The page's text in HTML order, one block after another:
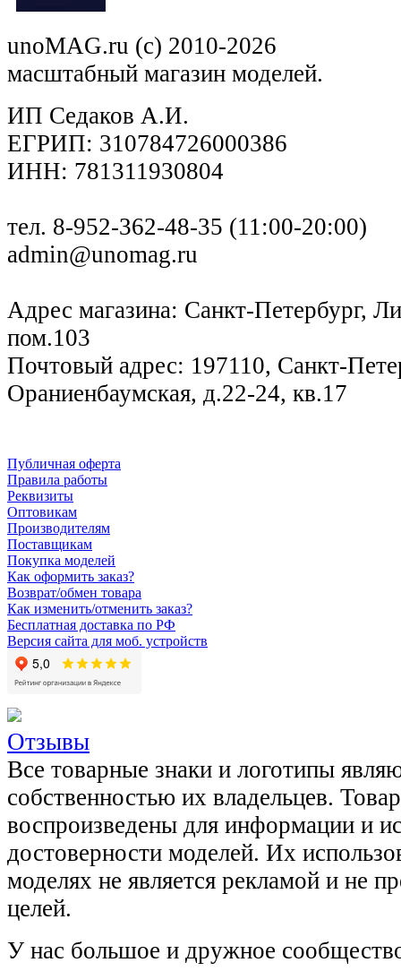
unoMAG.ru (c) 2010-2026
масштабный магазин моделей.
ИП Седаков А.И.
ЕГРИП: 310784726000386
ИНН: 781311930804
тел. 8-952-362-48-35 (11:00-20:00)
admin@unomag.ru
Адрес магазина: Санкт-Петербург,
пом.103
Почтовый адрес: 197110, Санкт-
Ораниенбаумская, д.22-24, кв.17
Публичная оферта
Правила работы
Реквизиты
Оптовикам
Производителям
Поставщикам
Покупка моделей
Как оформить заказ?
Возврат/обмен товара
Как изменить/отменить заказ?
Бесплатная доставка по РФ
Версия сайта для моб. устройств
Отзывы
Все товарные знаки и логотипы
собственностью их владельцев.
воспроизведены для информации и
достоверности моделей. Их
моделях не является рекламой и не
целей.
У нас большое и дружное